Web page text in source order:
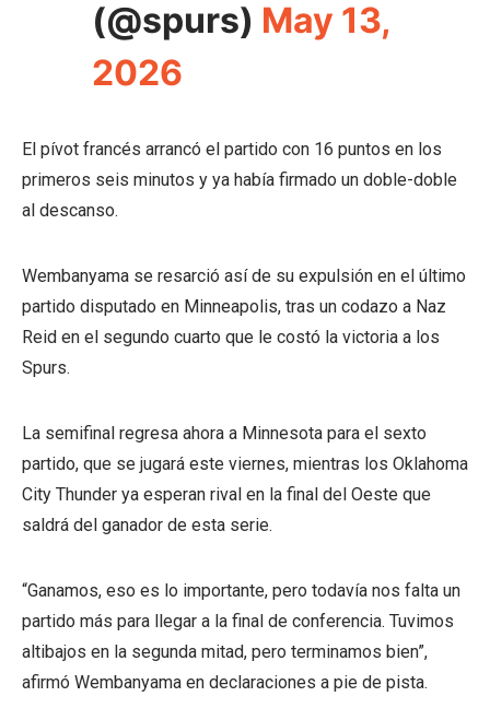
(@spurs) May 13,
2026
El pívot francés arrancó el partido con 16 puntos en los
primeros seis minutos y ya había firmado un doble-doble
al descanso.
Wembanyama se resarció así de su expulsión en el último
partido disputado en Minneapolis, tras un codazo a Naz
Reid en el segundo cuarto que le costó la victoria a los
Spurs.
La semifinal regresa ahora a Minnesota para el sexto
partido, que se jugará este viernes, mientras los Oklahoma
City Thunder ya esperan rival en la final del Oeste que
saldrá del ganador de esta serie.
“Ganamos, eso es lo importante, pero todavía nos falta un
partido más para llegar a la final de conferencia. Tuvimos
altibajos en la segunda mitad, pero terminamos bien”,
afirmó Wembanyama en declaraciones a pie de pista.